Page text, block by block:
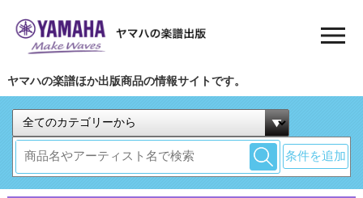
ヤマハの楽譜ほか出版商品の情報サイトです。
条件を追加